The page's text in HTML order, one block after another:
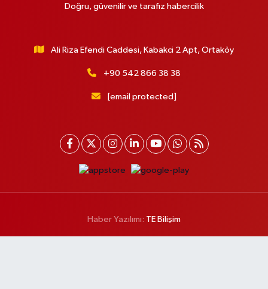
Doğru, güvenilir ve tarafız habercilik
Ali Riza Efendi Caddesi, Kabakci 2 Apt, Ortaköy
+90 542 866 38 38
[email protected]
Haber Yazılımı: TE Bilişim